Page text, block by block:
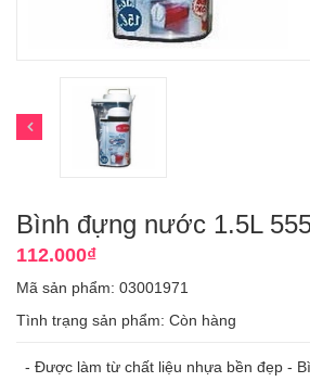
Bình đựng nước 1.5L
112.000₫
Mã sản phẩm: 03001971
Tình trạng sản phẩm: Còn hàng
- Được làm từ chất liệu nhựa bền đẹp -